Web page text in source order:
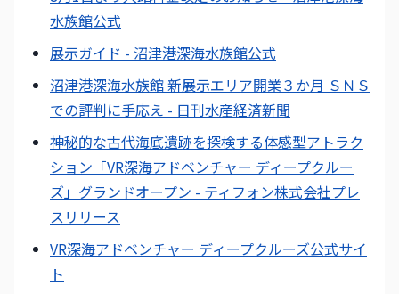
水族館公式
展示ガイド - 沼津港深海水族館公式
沼津港深海水族館 新展示エリア開業３か月 ＳＮＳ
での評判に手応え - 日刊水産経済新聞
神秘的な古代海底遺跡を探検する体感型アトラク
ション「VR深海アドベンチャー ディープクルー
ズ」グランドオープン - ティフォン株式会社プレ
スリリース
VR深海アドベンチャー ディープクルーズ公式サイ
ト